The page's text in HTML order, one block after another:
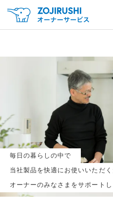
毎日の暮らしの中で
当社製品を快適にお使いいただく
オーナーのみなさまをサポートし
毎月抽選で
円分の
新規会員登録
ログイ
※新規会員登録または追加製品
※オーナーサービスは日本国内にお住ま